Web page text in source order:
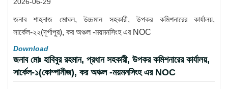
2026-06-29
জনাব শাহনাজ মোঘল, উচ্চমান সহকারী, উপকর কমিশনারের কার্যালয়,
সার্কেল-২২(দূর্গাপুর), কর অঞ্চল -ময়মনসিংহ এর NOC
Download
জনাব মোঃ হাবিবুর রহমান, প্রধান সহকারী, উপকর কমিশনারের কার্যালয়,
সার্কেল-১(কোম্পানীজ), কর অঞ্চল -ময়মনসিংহ এর NOC